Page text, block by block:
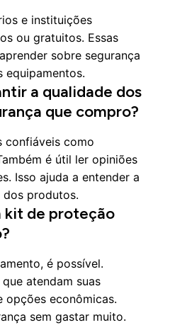
e instituições
ou gratuitos. Essas
sobre segurança
equipamentos.
a qualidade dos
que compro?
confiáveis como
é útil ler opiniões
Isso ajuda a entender a
produtos.
kit de proteção
é possível.
atendam suas
opções econômicas.
sem gastar muito.